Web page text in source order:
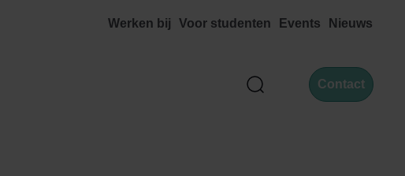
Werken bij Voor studenten Events Nieuws
Zoek Contact